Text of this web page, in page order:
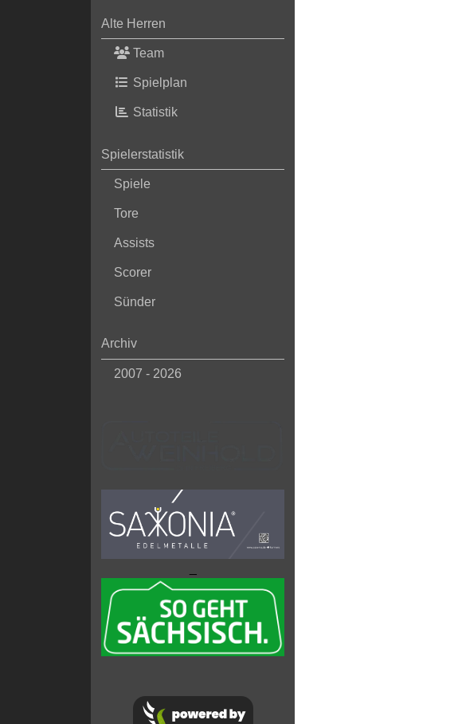
Alte Herren
Team
Spielplan
Statistik
Spielerstatistik
Spiele
Tore
Assists
Scorer
Sünder
Archiv
2007 - 2026